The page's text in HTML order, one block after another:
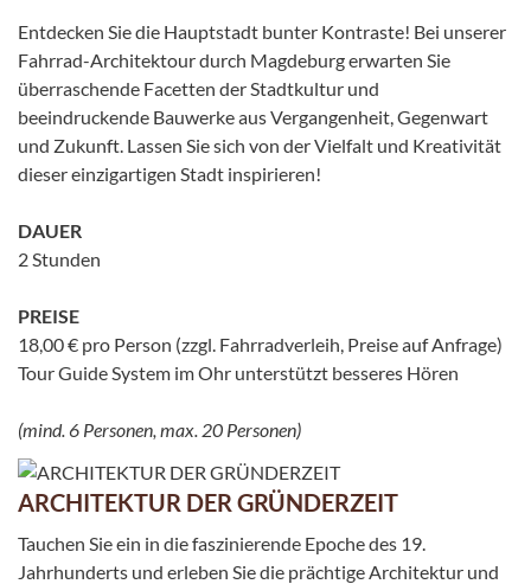
Entdecken Sie die Hauptstadt bunter Kontraste! Bei unserer
Fahrrad-Architektour durch Magdeburg erwarten Sie
überraschende Facetten der Stadtkultur und
beeindruckende Bauwerke aus Vergangenheit, Gegenwart
und Zukunft. Lassen Sie sich von der Vielfalt und Kreativität
dieser einzigartigen Stadt inspirieren!
DAUER
2 Stunden
PREISE
18,00 € pro Person (zzgl. Fahrradverleih, Preise auf Anfrage)
Tour Guide System im Ohr unterstützt besseres Hören
(mind. 6 Personen, max. 20 Personen)
ARCHITEKTUR DER GRÜNDERZEIT
Tauchen Sie ein in die faszinierende Epoche des 19.
Jahrhunderts und erleben Sie die prächtige Architektur und